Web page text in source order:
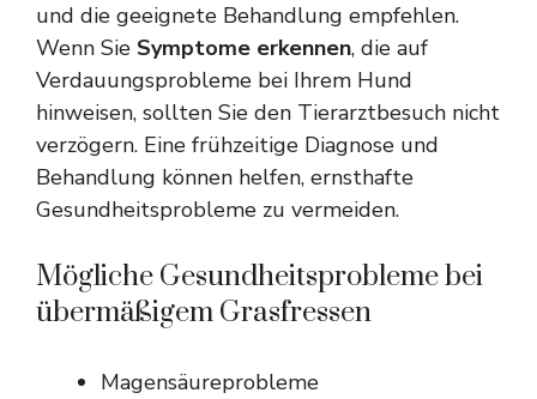
und die geeignete Behandlung empfehlen.
Wenn Sie Symptome erkennen, die auf
Verdauungsprobleme bei Ihrem Hund
hinweisen, sollten Sie den Tierarztbesuch nicht
verzögern. Eine frühzeitige Diagnose und
Behandlung können helfen, ernsthafte
Gesundheitsprobleme zu vermeiden.
Mögliche Gesundheitsprobleme bei
übermäßigem Grasfressen
Magensäureprobleme